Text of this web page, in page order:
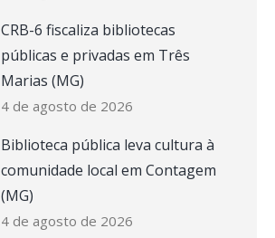
CRB-6 fiscaliza bibliotecas
públicas e privadas em Três
Marias (MG)
4 de agosto de 2026
Biblioteca pública leva cultura à
comunidade local em Contagem
(MG)
4 de agosto de 2026